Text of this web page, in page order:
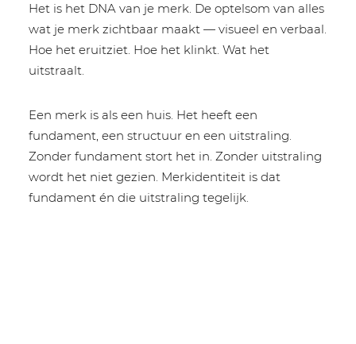
Het is het DNA van je merk. De optelsom van alles
wat je merk zichtbaar maakt — visueel en verbaal.
Hoe het eruitziet. Hoe het klinkt. Wat het
uitstraalt.
Een merk is als een huis. Het heeft een
fundament, een structuur en een uitstraling.
Zonder fundament stort het in. Zonder uitstraling
wordt het niet gezien. Merkidentiteit is dat
fundament én die uitstraling tegelijk.